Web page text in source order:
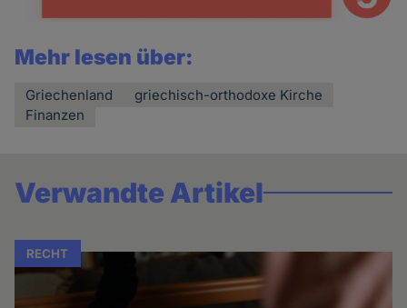
Mehr lesen über:
Griechenland
griechisch-orthodoxe Kirche
Finanzen
Verwandte Artikel
RECHT